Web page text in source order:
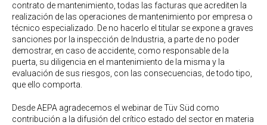
contrato de mantenimiento, todas las facturas que acrediten la
realización de las operaciones de mantenimiento por empresa o
técnico especializado. De no hacerlo el titular se expone a graves
sanciones por la inspección de Industria, a parte de no poder
demostrar, en caso de accidente, como responsable de la
puerta, su diligencia en el mantenimiento de la misma y la
evaluación de sus riesgos, con las consecuencias, de todo tipo,
que ello comporta.
Desde AEPA agradecemos el webinar de Tüv Süd como
contribución a la difusión del crítico estado del sector en materia